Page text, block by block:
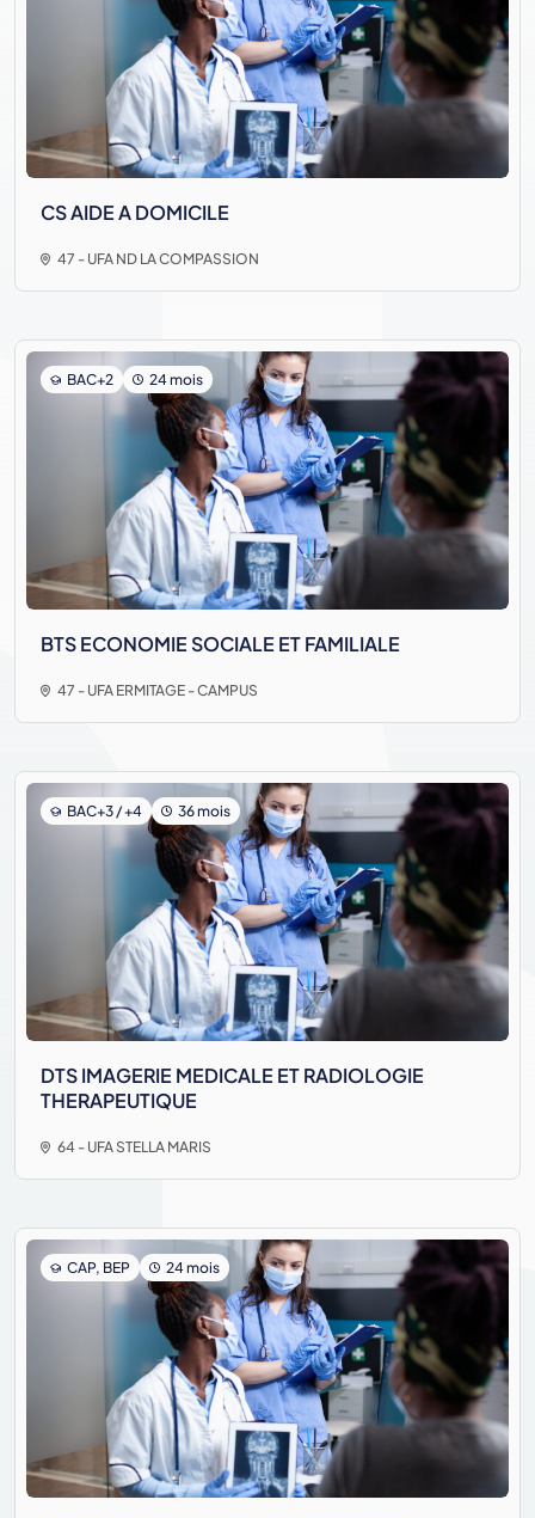
CS AIDE A DOMICILE
47 - UFA ND LA COMPASSION
BAC+2 24 mois
BTS ECONOMIE SOCIALE ET FAMILIALE
47 - UFA ERMITAGE - CAMPUS
BAC+3 / +4 36 mois
DTS IMAGERIE MEDICALE ET RADIOLOGIE
THERAPEUTIQUE
64 - UFA STELLA MARIS
CAP, BEP 24 mois